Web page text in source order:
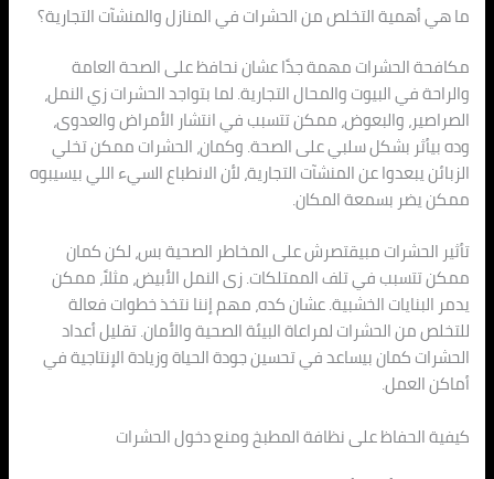
ما هي أهمية التخلص من الحشرات في المنازل والمنشآت التجارية؟
مكافحة الحشرات مهمة جدًا عشان نحافظ على الصحة العامة
والراحة في البيوت والمحال التجارية. لما بتواجد الحشرات زي النمل،
الصراصير، والبعوض، ممكن تتسبب في انتشار الأمراض والعدوى،
وده بيأثر بشكل سلبي على الصحة. وكمان، الحشرات ممكن تخلي
الزبائن يبعدوا عن المنشآت التجارية، لأن الانطباع السيء اللي بيسيبوه
ممكن يضر بسمعة المكان.
تأثير الحشرات مبيقتصرش على المخاطر الصحية بس، لكن كمان
ممكن تتسبب في تلف الممتلكات. زى النمل الأبيض، مثلاً، ممكن
يدمر البنايات الخشبية. عشان كده، مهم إننا نتخذ خطوات فعالة
للتخلص من الحشرات لمراعاة البيئة الصحية والأمان. تقليل أعداد
الحشرات كمان بيساعد في تحسين جودة الحياة وزيادة الإنتاجية في
أماكن العمل.
كيفية الحفاظ على نظافة المطبخ ومنع دخول الحشرات